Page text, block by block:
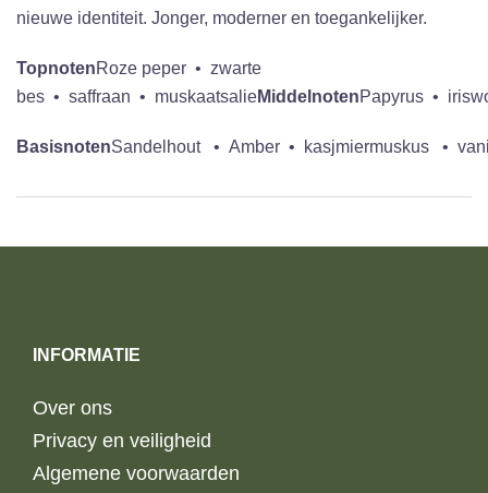
nieuwe identiteit. Jonger, moderner en toegankelijker.
TopnotenRoze peper • zwarte
bes • saffraan • muskaatsalieMiddelnotenPapyrus •
BasisnotenSandelhout • Amber • kasjmiermuskus •
INFORMATIE
Over ons
Privacy en veiligheid
Algemene voorwaarden